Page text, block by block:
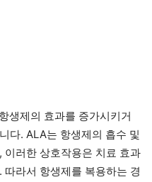
생제의 효과를 증가시키거
다. ALA는 항생제의 흡수 및
러한 상호작용은 치료 효과
라서 항생제를 복용하는 경